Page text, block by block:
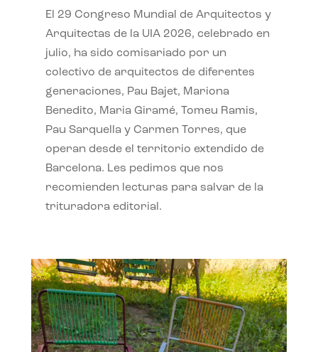
El 29 Congreso Mundial de Arquitectos y
Arquitectas de la UIA 2026, celebrado en
julio, ha sido comisariado por un
colectivo de arquitectos de diferentes
generaciones, Pau Bajet, Mariona
Benedito, Maria Giramé, Tomeu Ramis,
Pau Sarquella y Carmen Torres, que
operan desde el territorio extendido de
Barcelona. Les pedimos que nos
recomienden lecturas para salvar de la
trituradora editorial.